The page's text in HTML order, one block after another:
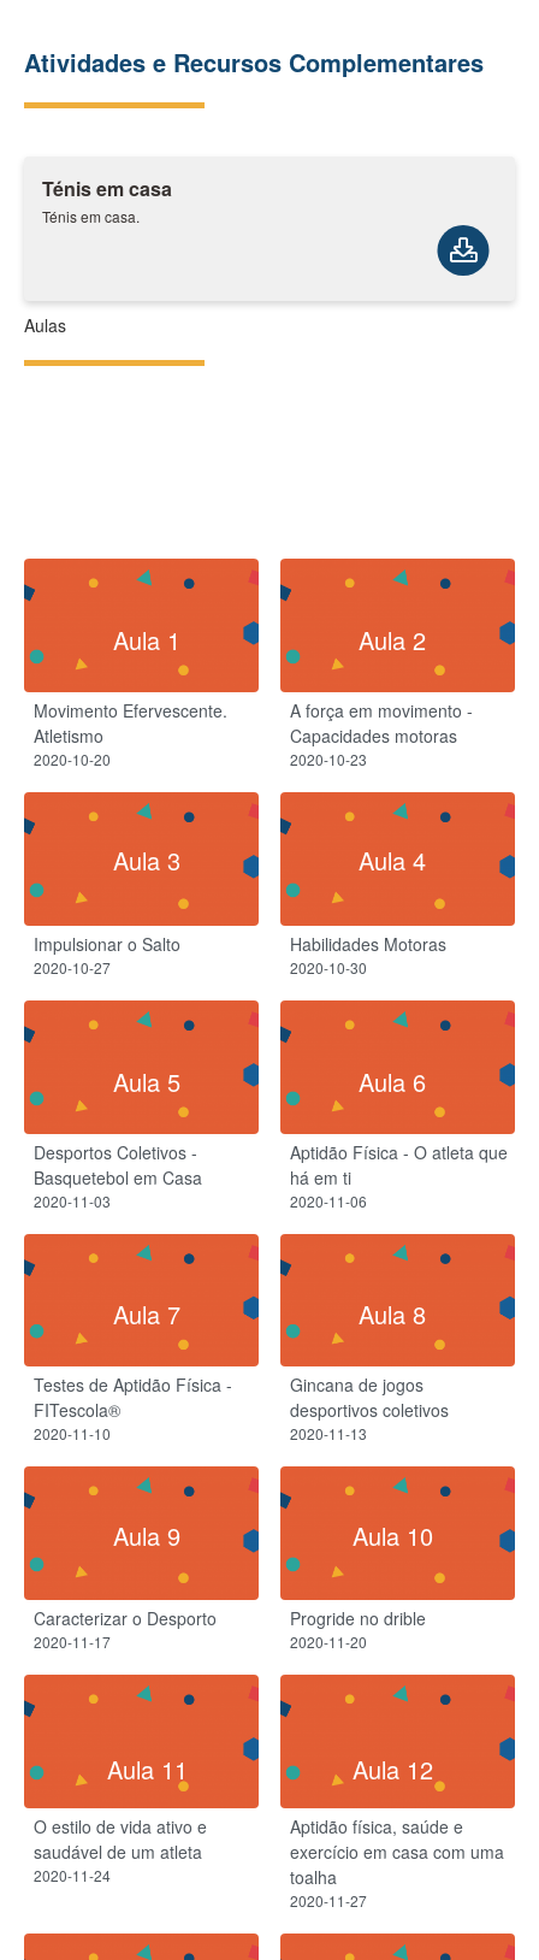
Atividades e Recursos Complementares
Ténis em casa
Ténis em casa.
Aulas
Aula 1
Movimento Efervescente.
Atletismo
2020-10-20
Aula 2
A força em movimento -
Capacidades motoras
2020-10-23
Aula 3
Impulsionar o Salto
2020-10-27
Aula 4
Habilidades Motoras
2020-10-30
Aula 5
Desportos Coletivos -
Basquetebol em Casa
2020-11-03
Aula 6
Aptidão Física - O atleta que
há em ti
2020-11-06
Aula 7
Testes de Aptidão Física -
FITescola®
2020-11-10
Aula 8
Gincana de jogos
desportivos coletivos
2020-11-13
Aula 9
Caracterizar o Desporto
2020-11-17
Aula 10
Progride no drible
2020-11-20
Aula 11
O estilo de vida ativo e
saudável de um atleta
2020-11-24
Aula 12
Aptidão física, saúde e
exercício em casa com uma
toalha
2020-11-27